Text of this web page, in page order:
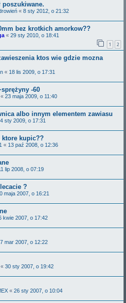
poszukiwane.
« 8 sty 2012, o 21:32
bez krotkich amorkow??
« 29 sty 2010, o 18:41
1 2
ktos wie gdzie mozna
« 18 lis 2009, o 17:31
-60
« 23 maja 2009, o 11:40
albo innym elementem zawiasu
sty 2009, o 17:31
ktore kupic??
« 13 paź 2008, o 12:36
lip 2008, o 07:19
?
maja 2007, o 16:21
kwie 2007, o 17:42
mar 2007, o 12:22
« 30 sty 2007, o 19:42
« 26 sty 2007, o 10:04